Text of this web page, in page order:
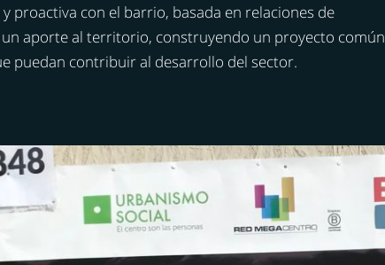
proactiva con el barrio, basada en relaciones de
aporte al territorio, construyendo un proyecto común
puedan contribuir al desarrollo del sector.